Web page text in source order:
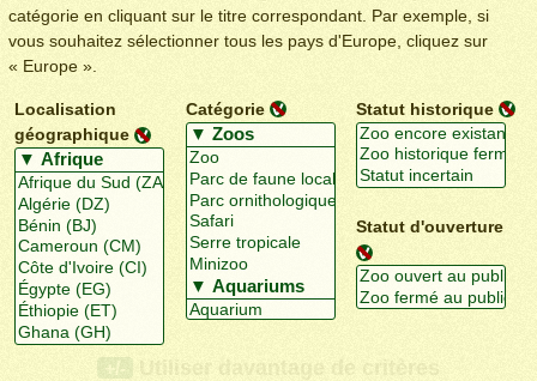
catégorie en cliquant sur le titre correspondant. Par exemple, si
vous souhaitez sélectionner tous les pays d'Europe, cliquez sur
« Europe ».
Localisation
géographique
Catégorie Statut historique
Statut d'ouverture
+/- Utiliser davantage de critères